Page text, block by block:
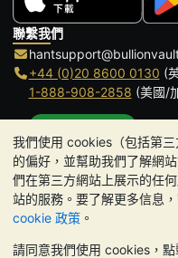
我們使用 cookies（包括第
的偏好，並幫助我們了解網
們在第三方網站上展示的任
站的服務。要了解更多信息
cookie 政策 。
請同意我們使用 cookies，
聯繫我們
+44 (0)20 8600 0130 (
1-888-908-2858 (美國/
辦公時間:
9am to 8:30pm (英國時
Galmarley Ltd T/A
3 Shortlands (7th Floor)
London